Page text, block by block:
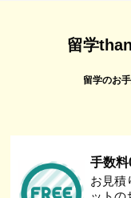
留学
留学のお
手数
お見積